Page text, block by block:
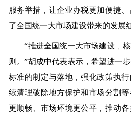
服务举措，让企业办税更加便捷
了全国统一大市场建设带来的发展
“推进全国统一大市场建设，核
则。”胡成中代表表示，希望进一
标准的制定与落地，强化政策执
续清理破除地方保护和市场分割
更顺畅、市场环境更公平，推动